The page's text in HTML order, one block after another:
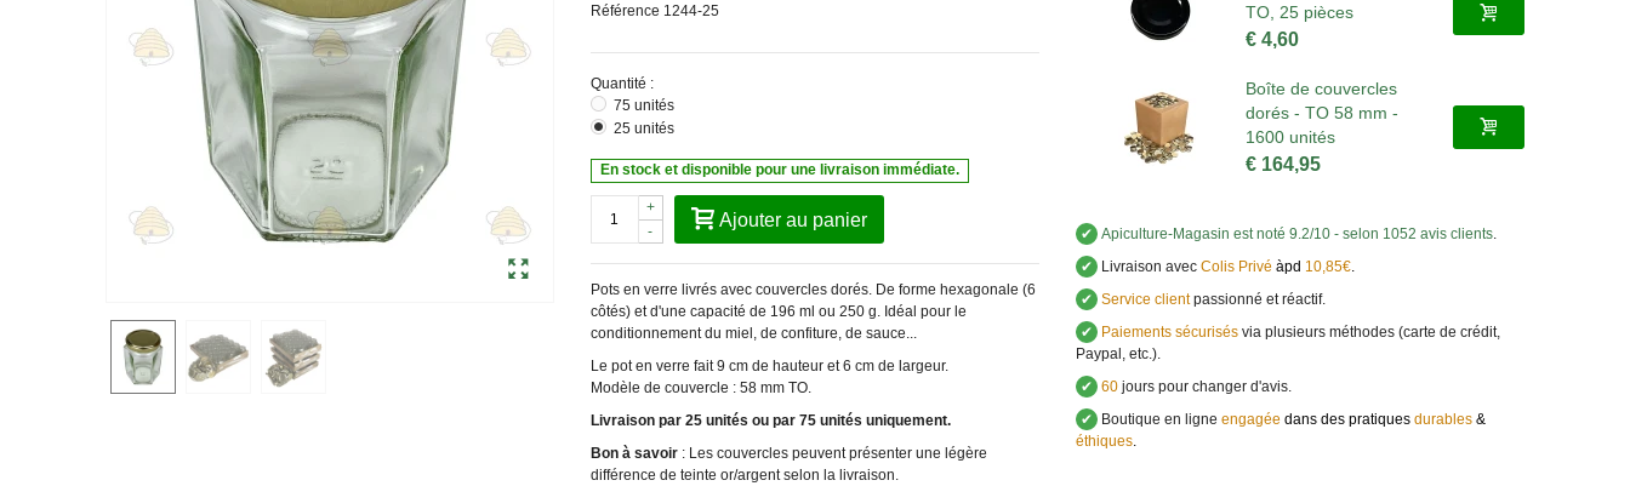
Référence 1244-25
Quantité :
75 unités
25 unités
En stock et disponible pour une livraison immédiate.
-
+
Ajouter au panier
Pots en verre livrés avec couvercles dorés. De forme hexagonale (6
côtés) et d'une capacité de 196 ml ou 250 g. Idéal pour le
conditionnement du miel, de confiture, de sauce...
Le pot en verre fait 9 cm de hauteur et 6 cm de largeur.
Modèle de couvercle : 58 mm TO.
Livraison par 25 unités ou par 75 unités uniquement.
Bon à savoir: Les couvercles peuvent présenter une légère
différence de teinte or/argent selon la livraison.
TO, 25 pièces
€ 4,60
Boîte de couvercles
dorés - TO 58 mm -
1600 unités
€ 164,95
✔ Apiculture-Magasin est noté 9.2/10 - selon 1052 avis clients.
✔ Livraison avecColis Privé àpd 10,85€.
✔ Service clientpassionné et réactif.
✔ Paiements sécurisésvia plusieurs méthodes (carte de crédit,
Paypal, etc.).
✔ 60jours pour changer d'avis.
✔ Boutique en ligne engagée dans des pratiques durables&
éthiques.